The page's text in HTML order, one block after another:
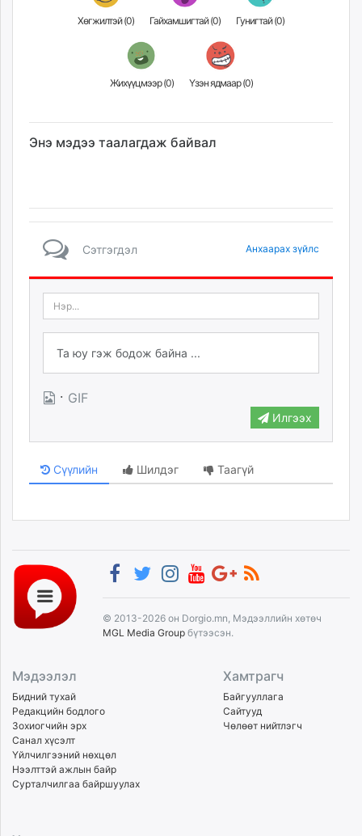
Хөгжилтэй (0) Гайхамшигтай (0) Гунигтай (0)
Жихүүцмээр (0) Үзэн ядмаар (0)
Энэ мэдээ таалагдаж байвал
Сэтгэгдэл Анхаарах зүйлс
· GIF
Илгээх
Сүүлийн Шилдэг Таагүй
© 2013-2026 он Dorgio.mn, Мэдээллийн хөтөч
MGL Media Group бүтээсэн.
Мэдээлэл
Бидний тухай
Редакцийн бодлого
Зохиогчийн эрх
Санал хүсэлт
Үйлчилгээний нөхцөл
Нээлттэй ажлын байр
Сурталчилгаа байршуулах
Хамтрагч
Байгууллага
Сайтууд
Чөлөөт нийтлэгч